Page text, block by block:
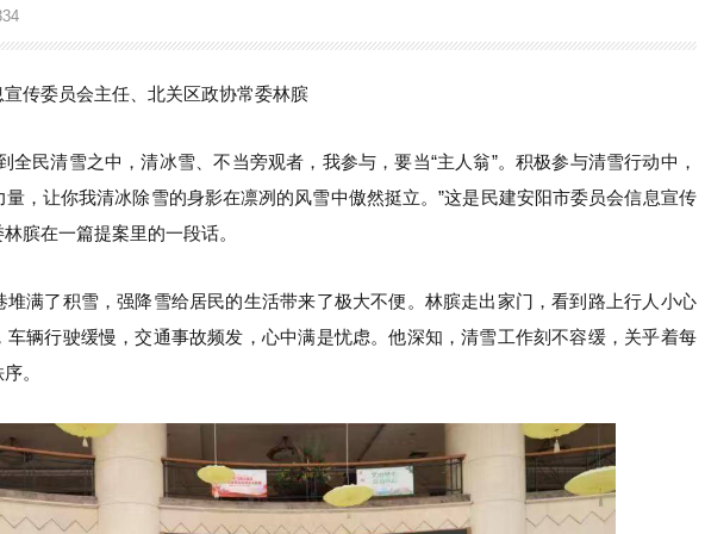
传委员会主任、北关区政协常委林膑
全民清雪之中，清冰雪、不当旁观者，我参与，要当“主人翁”。积极参与清雪行动中，
，让你我清冰除雪的身影在凛冽的风雪中傲然挺立。”这是民建安阳市委员会信息宣传
膑在一篇提案里的一段话。
满了积雪，强降雪给居民的生活带来了极大不便。林膑走出家门，看到路上行人小心
车辆行驶缓慢，交通事故频发，心中满是忧虑。他深知，清雪工作刻不容缓，关乎着每
。